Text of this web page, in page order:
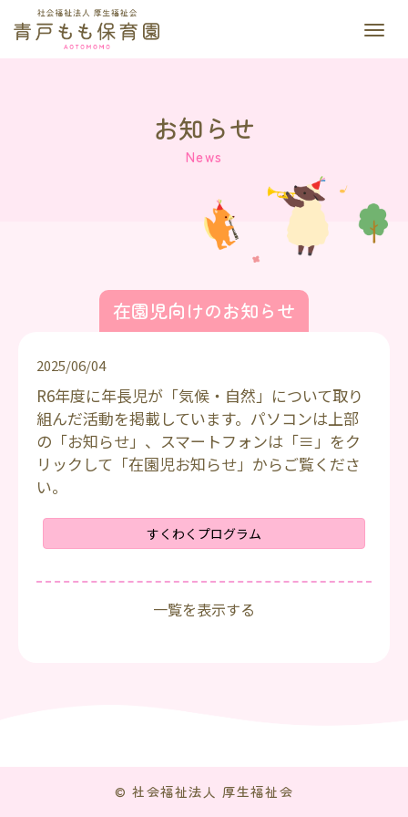
M
お知らせ
News
在園児向けのお知らせ
2025/06/04
R6年度に年長児が「気候・自然」について取り
組んだ活動を掲載しています。パソコンは上部
の「お知らせ」、スマートフォンは「≡」をク
リックして「在園児お知らせ」からご覧くださ
い。
すくわくプログラム
一覧を表示する
© 社会福祉法人 厚生福祉会